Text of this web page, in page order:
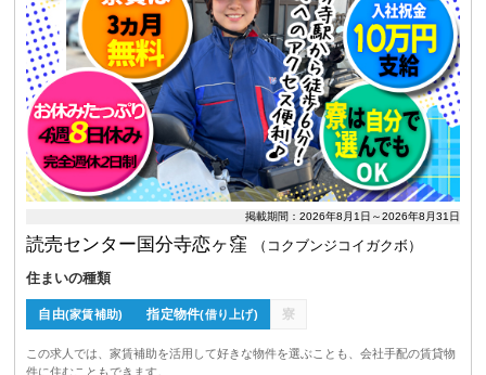
掲載期間：2026年8月1日～2026年8月31日
読売センター国分寺恋ヶ窪
（コクブンジコイガクボ）
住まいの種類
自由(家賃補助) 指定物件(借り上げ) 寮
この求人では、家賃補助を活用して好きな物件を選ぶことも、会社手配の賃貸物
件に住むこともできます。